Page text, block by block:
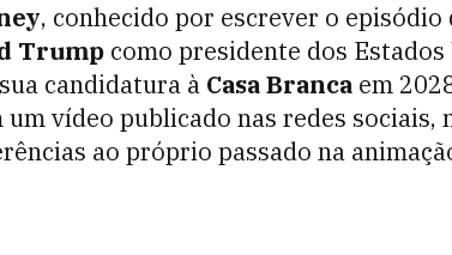
, conhecido por escrever o episódio
Trump como presidente dos
candidatura à Casa Branca em
um vídeo publicado nas redes sociais,
ao próprio passado na